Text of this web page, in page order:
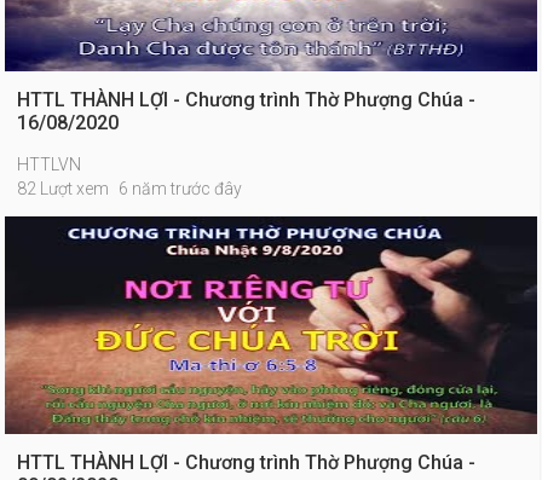
HTTL THÀNH LỢI - Chương trình Thờ Phượng Chúa -
16/08/2020
HTTLVN
82 Lượt xem
6 năm trước đây
HTTL THÀNH LỢI - Chương trình Thờ Phượng Chúa -